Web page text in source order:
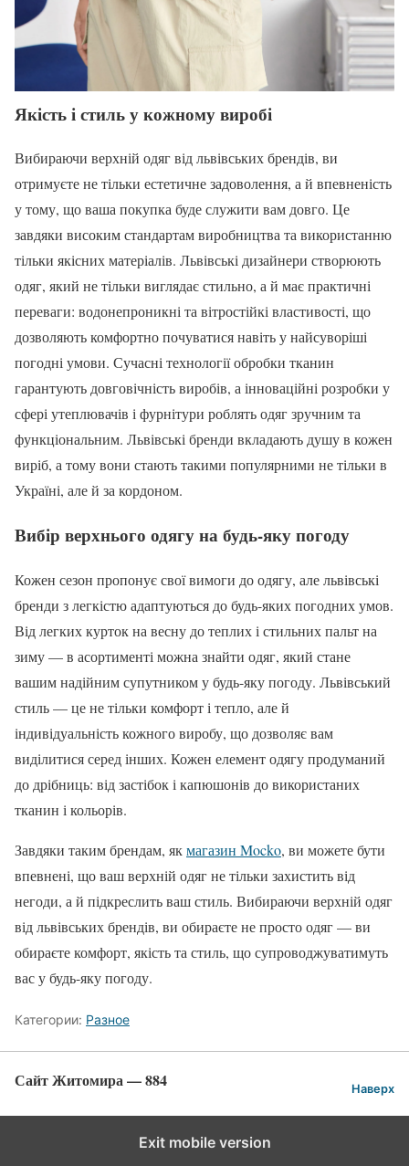
Якість і стиль у кожному виробі
Вибираючи верхній одяг від львівських брендів, ви
отримуєте не тільки естетичне задоволення, а й впевненість
у тому, що ваша покупка буде служити вам довго. Це
завдяки високим стандартам виробництва та використанню
тільки якісних матеріалів. Львівські дизайнери створюють
одяг, який не тільки виглядає стильно, а й має практичні
переваги: водонепроникні та вітростійкі властивості, що
дозволяють комфортно почуватися навіть у найсуворіші
погодні умови. Сучасні технології обробки тканин
гарантують довговічність виробів, а інноваційні розробки у
сфері утеплювачів і фурнітури роблять одяг зручним та
функціональним. Львівські бренди вкладають душу в кожен
виріб, а тому вони стають такими популярними не тільки в
Україні, але й за кордоном.
Вибір верхнього одягу на будь-яку погоду
Кожен сезон пропонує свої вимоги до одягу, але львівські
бренди з легкістю адаптуються до будь-яких погодних умов.
Від легких курток на весну до теплих і стильних пальт на
зиму — в асортименті можна знайти одяг, який стане
вашим надійним супутником у будь-яку погоду. Львівський
стиль — це не тільки комфорт і тепло, але й
індивідуальність кожного виробу, що дозволяє вам
виділитися серед інших. Кожен елемент одягу продуманий
до дрібниць: від застібок і капюшонів до використаних
тканин і кольорів.
Завдяки таким брендам, якмагазин Mocko, ви можете бути
впевнені, що ваш верхній одяг не тільки захистить від
негоди, а й підкреслить ваш стиль. Вибираючи верхній одяг
від львівських брендів, ви обираєте не просто одяг — ви
обираєте комфорт, якість та стиль, що супроводжуватимуть
вас у будь-яку погоду.
Категории: Разное
Сайт Житомира — 884 Наверх
Exit mobile version